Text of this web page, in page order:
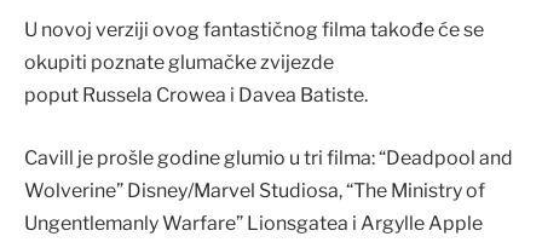
U novoj verziji ovog fantastičnog filma takođe će se
okupiti poznate glumačke zvijezde
poput Russela Crowea i Davea Batiste.
Cavill je prošle godine glumio u tri filma: “Deadpool and
Wolverine” Disney/Marvel Studiosa, “The Ministry of
Ungentlemanly Warfare” Lionsgatea i Argylle Apple